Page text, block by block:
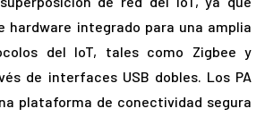
hardware integrado para una amplia
del IoT, tales como Zigbee y
de interfaces USB dobles. Los PA
plataforma de conectividad segura